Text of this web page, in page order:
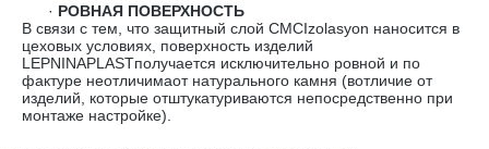
· РОВНАЯ ПОВЕРХНОСТЬ
В связи с тем, что защитный слой CMCIzolasyon наносится в
цеховых условиях, поверхность изделий
LEPNINAPLASTполучается исключительно ровной и по
фактуре неотличимаот натурального камня (вотличие от
изделий, которые отштукатуриваются непосредственно при
монтаже настройке).